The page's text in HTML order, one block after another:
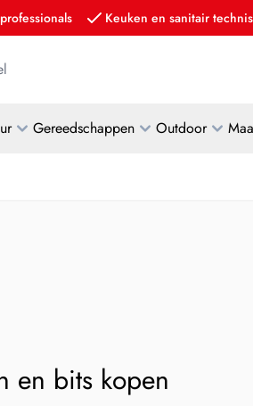
Keuken en sanitair
Gereedschappen Outdoor
en bits kopen